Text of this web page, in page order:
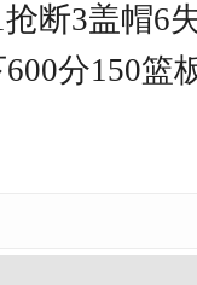
断3盖帽6
分150篮